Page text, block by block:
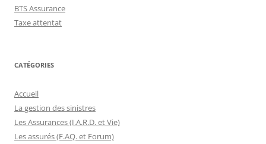
BTS Assurance
Taxe attentat
CATÉGORIES
Accueil
La gestion des sinistres
Les Assurances (I.A.R.D. et Vie)
Les assurés (F.AQ. et Forum)